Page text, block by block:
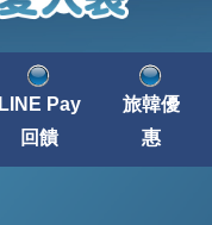
LINE Pay
回饋
旅韓優
惠